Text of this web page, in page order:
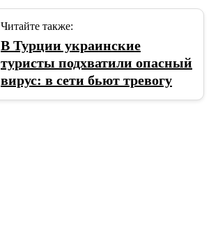
Читайте также:
В Турции украинские
туристы подхватили опасный
вирус: в сети бьют тревогу